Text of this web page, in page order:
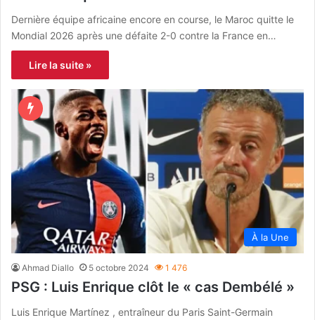
Dernière équipe africaine encore en course, le Maroc quitte le
Mondial 2026 après une défaite 2-0 contre la France en…
Lire la suite »
À la Une
Ahmad Diallo 5 octobre 2024 1 476
PSG : Luis Enrique clôt le « cas Dembélé »
Luis Enrique Martínez , entraîneur du Paris Saint-Germain